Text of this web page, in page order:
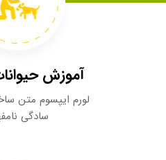
آموزش
لورم ایپسوم متن
سادگی